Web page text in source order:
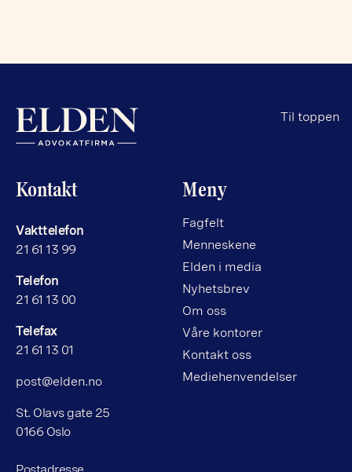
Til toppen
Kontakt
Vakttelefon
21 61 13 99
Telefon
21 61 13 00
Telefax
21 61 13 01
post@elden.no
St. Olavs gate 25
0166 Oslo
Meny
Fagfelt
Menneskene
Elden i media
Nyhetsbrev
Om oss
Våre kontorer
Kontakt oss
Mediehenvendelser